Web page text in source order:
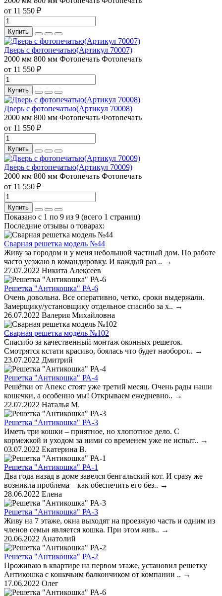
от 11 550 ₽
Купить
Дверь с фотопечатью(Артикул 70007)
2000 мм 800 мм Фотопечать Фотопечать
от 11 550 ₽
Купить
Дверь с фотопечатью(Артикул 70008)
2000 мм 800 мм Фотопечать Фотопечать
от 11 550 ₽
Купить
Дверь с фотопечатью(Артикул 70009)
2000 мм 800 мм Фотопечать Фотопечать
от 11 550 ₽
Купить
Показано с 1 по 9 из 9 (всего 1 страниц)
Последние отзывы о товарах:
Сварная решетка модель №44
Живу за городом и у меня небольшой частный дом. По работе
часто уезжаю в командировку. И каждый раз .. →
27.07.2022 Никита Алексеев
Решетка "Антикошка" РА-6
Очень довольна. Все оперативно, четко, сроки выдержали.
Замерщику/установщику отдельное спасибо за х.. →
26.07.2022 Валерия Михайловна
Сварная решетка модель №102
Спасибо за качественный монтаж оконных решеток.
Смотрятся кстати красиво, боялась что будет наоборот.. →
23.07.2022 Дмитрий
Решетка "Антикошка" РА-4
Решётки от Апекс стоят уже третий месяц. Очень рады наши
кошечки, а особенно мы! Открываем ежедневно.. →
22.07.2022 Наталья М.
Решетка "Антикошка" РА-3
Иметь три кошки – приятное, но хлопотное дело. С
кормежкой и уходом за ними со временем уже не испыт.. →
03.07.2022 Екатерина В.
Решетка "Антикошка" РА-1
Два года назад в доме завелся бенгальский кот. И сразу же
возникла проблема – как обеспечить его без.. →
28.06.2022 Елена
Решетка "Антикошка" РА-3
Живу на 7 этаже, окна выходят на проезжую часть и одним из
членов семьи является кошка. При этом жив.. →
20.06.2022 Анатолий
Решетка "Антикошка" РА-2
Проживаю в квартире на первом этаже, установил решетку
Антикошка с кошачьим балкончиком от компании .. →
17.06.2022 Олег